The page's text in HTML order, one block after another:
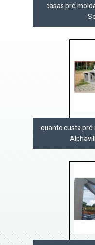
casas pré
quanto custa pré